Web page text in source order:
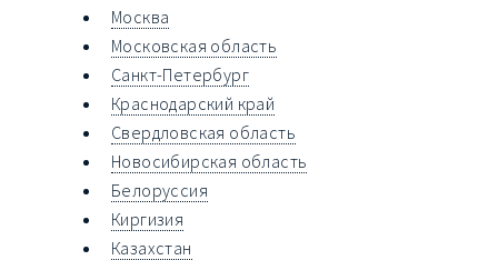
Москва
Московская область
Санкт-Петербург
Краснодарский край
Свердловская область
Новосибирская область
Белоруссия
Киргизия
Казахстан